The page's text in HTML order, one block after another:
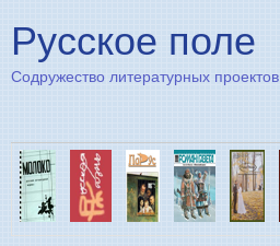
Русское поле
Содружество литературных проектов